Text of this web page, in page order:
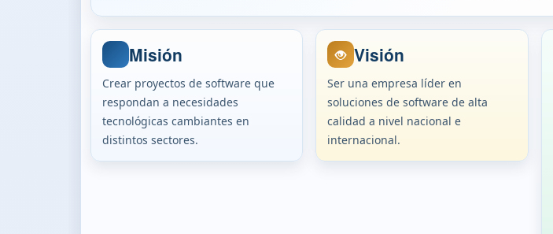
Misión
Crear proyectos de software que
respondan a necesidades
tecnológicas cambiantes en
distintos sectores.
Visión
Ser una empresa líder en
soluciones de software de alta
calidad a nivel nacional e
internacional.